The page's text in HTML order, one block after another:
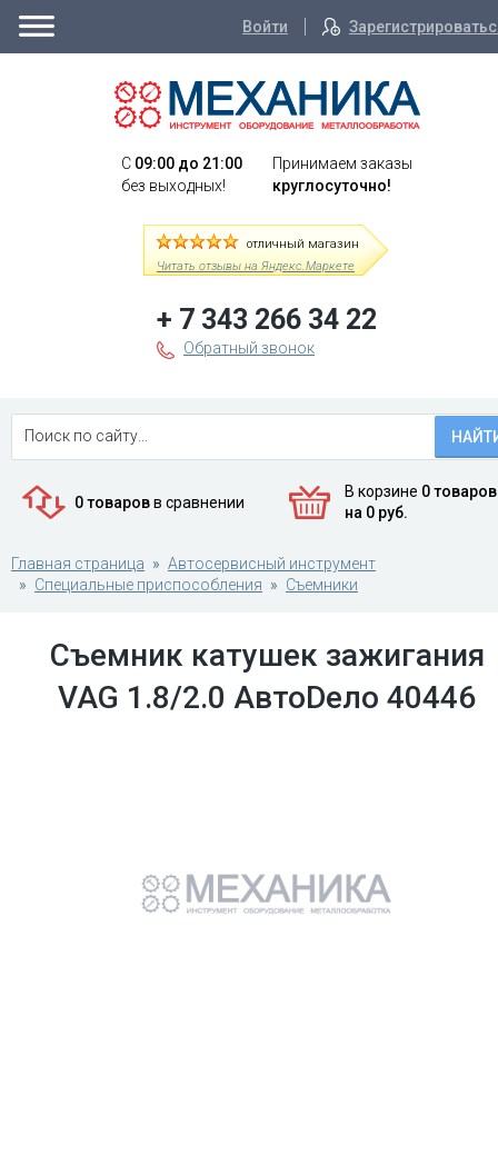
Войти
C 09:00 до 21:00
без выходных!
Принимаем заказы
круглосуточно!
отличный магазин
Читать отзывы на Яндекс.Маркете
+ 7 343 266 34 22
Обратный звонок
0 товаровв сравнении
В корзине 0 товаров
на 0 руб.
Главная страница
Автосервисный инструмент
Специальные приспособления
Съемники
Съемник катушек зажигания
VAG 1.8/2.0 АвтоDело 40446